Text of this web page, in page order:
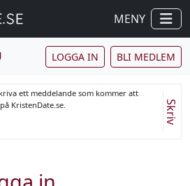
MENY
LOGGA IN BLI MEDLEM
ett meddelande som kommer att
KristenDate.se.
Skriv